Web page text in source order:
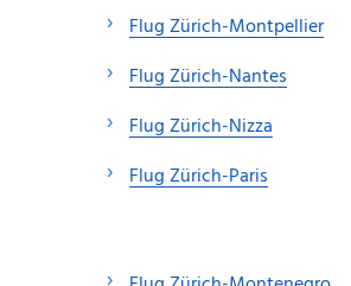
Flug Zürich-Montpellier
Flug Zürich-Nantes
Flug Zürich-Nizza
Flug Zürich-Paris